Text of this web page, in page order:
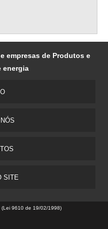
empresas de Produtos e
energia
SITE
9610 de 19/02/1998)